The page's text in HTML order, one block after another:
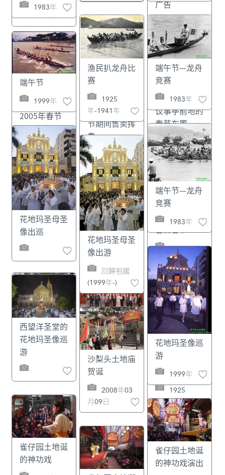
1983年
渔民扒龙舟比
赛
1925
年-1941年
端午节—龙舟
竞赛
1983年
端午节
1999年
端午节—龙舟
竞赛
1983年
花地玛圣母圣
像出巡
花地玛圣母圣
像出游
回歸祖國
(1999年-)
花地玛圣像巡
游
1999年
西望洋圣堂的
花地玛圣像巡
游
沙梨头土地庙
贺诞
2008年03
月09日
雀仔园土地诞
的神功戏
雀仔园土地诞
的神功戏演出